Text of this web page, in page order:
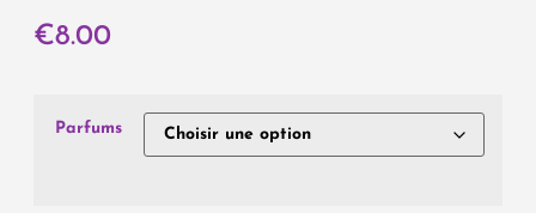
€8.00
Parfums